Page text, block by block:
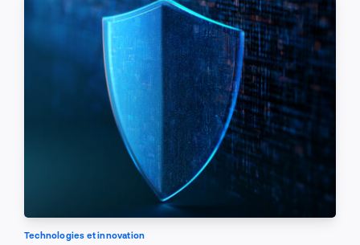
Technologies et innovation